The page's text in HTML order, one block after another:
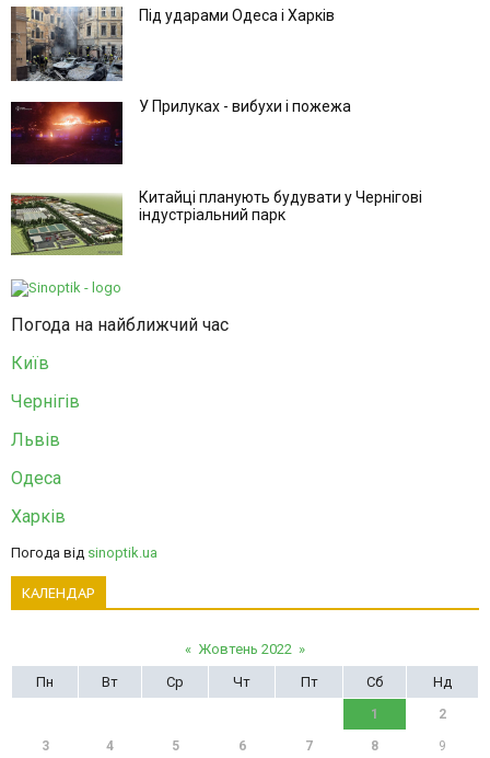
Під ударами Одеса і Харків
У Прилуках - вибухи і пожежа
Китайці планують будувати у Чернігові
індустріальний парк
Погода на найближчий час
Київ
Чернігів
Львів
Одеса
Харків
Погода від sinoptik.ua
КАЛЕНДАР
« Жовтень 2022 »
Пн
Вт Ср Чт Пт Сб Нд
1 2
3 4 5 6 7 8 9